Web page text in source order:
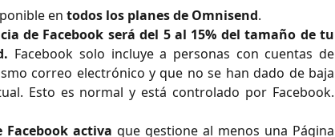
en todos los planes de Omnisend.
de Facebook será del 5 al 15% del tamaño de tu
Facebook solo incluye a personas con cuentas de
correo electrónico y que no se han dado de baja
Esto es normal y está controlado por Facebook.
Facebook activa que gestione al menos una Página